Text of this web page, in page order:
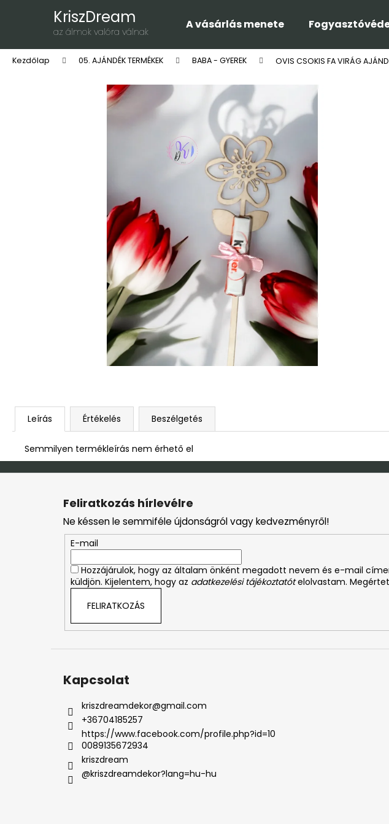
KriszDream
az álmok valóra válnak
A vásárlás menete
Kezdőlap 05. AJÁNDÉK TERMÉKEK BABA - GYEREK OVIS CSOKIS FA VIRÁG
Leírás Értékelés Beszélgetés
Semmilyen termékleírás nem érhető el
á
Vissza
a boltba
Vissza
a boltba
Mit
DEKOR ORCHIDEA KASPÓBAN KICSI
HALVÁNY ZÖLD
4 790 Ft
OVIS/BÖLCSIS
9 490 Ft
Korábbi:10 990 Ft
Feliratkozás hírlevélre
Ne késsen le semmiféle újdonságról vagy kedvezményről!
E-mail
Hozzájárulok, hogy az általam önként megadott nevem és e-mail
küldjön. Kijelentem, hogy az adatkezelési tájékoztatót elolvastam.
FELIRATKOZÁS
Kapcsolat
kriszdreamdekor@gmail.com
+36704185257
https://www.facebook.com/profile.php?id=10
0089135672934
kriszdream
@kriszdreamdekor?lang=hu-hu